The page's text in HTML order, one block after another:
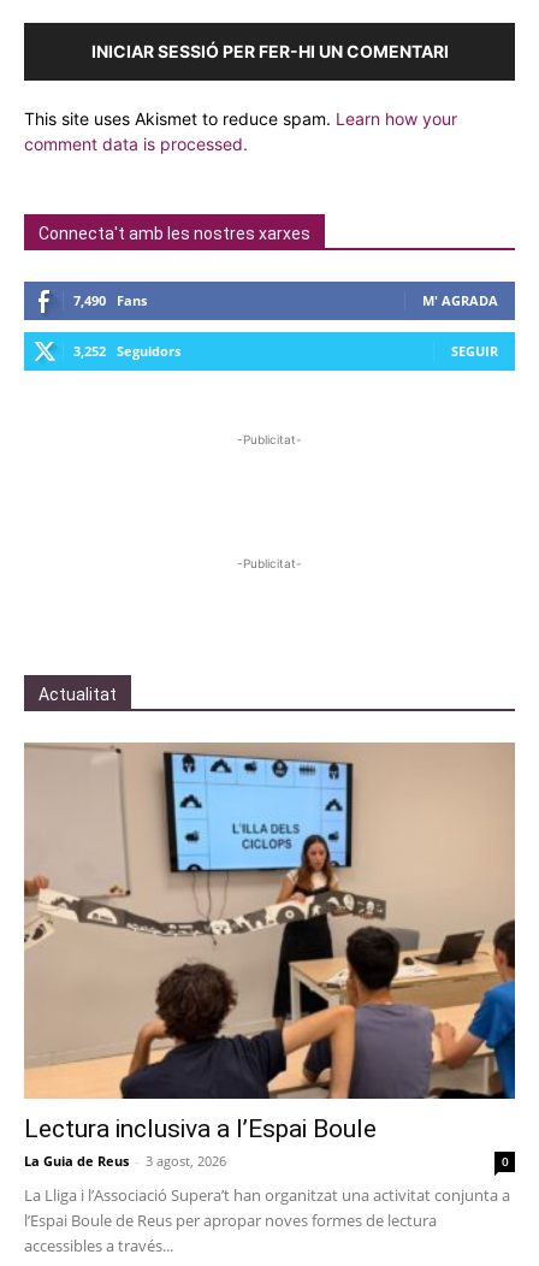
INICIAR SESSIÓ PER FER-HI UN COMENTARI
This site uses Akismet to reduce spam. Learn how your
comment data is processed.
Connecta't amb les nostres xarxes
7,490 Fans M' AGRADA
3,252 Seguidors SEGUIR
-Publicitat-
-Publicitat-
Actualitat
Lectura inclusiva a l’Espai Boule
La Guia de Reus - 3 agost, 2026 0
La Lliga i l’Associació Supera’t han organitzat una activitat conjunta a
l’Espai Boule de Reus per apropar noves formes de lectura
accessibles a través...